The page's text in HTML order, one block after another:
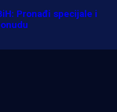
Pronađi specijale i